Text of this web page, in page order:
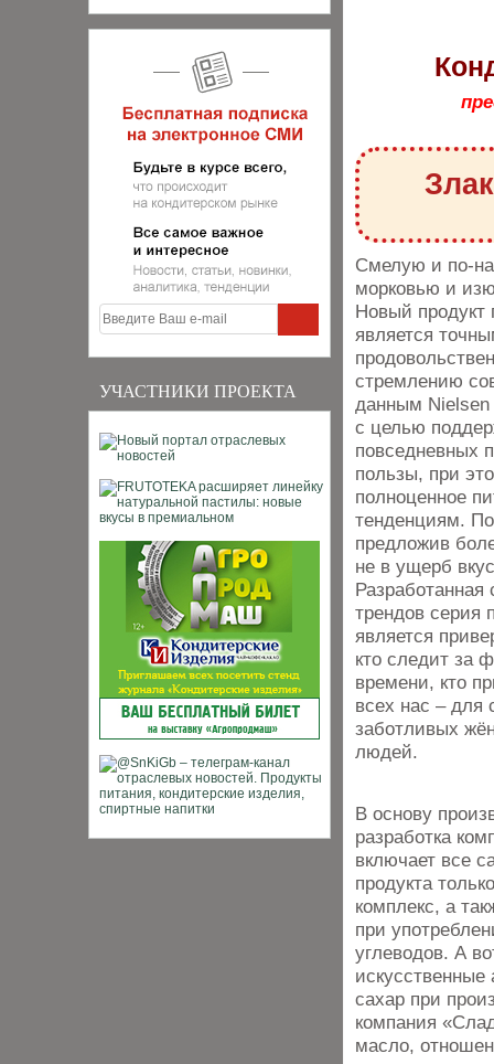
УЧАСТНИКИ ПРОЕКТА
Смелую и по-
морковью и
Новый продукт
является
стремлению
данным Nielsen
с целью
повседневных
пользы, при
полноценное
тенденциям.
предложив
не в ущерб
трендов серия
является
кто следит за
времени, кто
всех нас – для
заботливых
людей.
В основу
разработка
включает все
продукта
комплекс, а
при
углеводов. А
искусственные
сахар при
компания
масло,